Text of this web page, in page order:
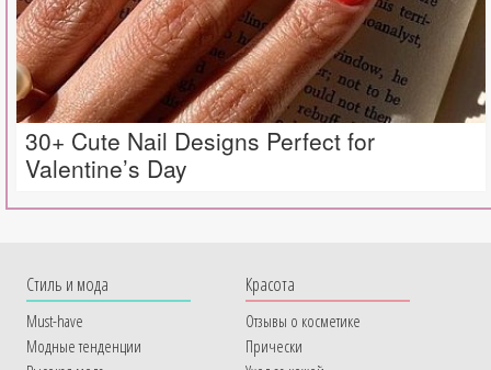
30+ Cute Nail Designs Perfect for
Valentine’s Day
Cтиль и мода
Must-have
Модные тенденции
Красота
Отзывы о косметике
Прически